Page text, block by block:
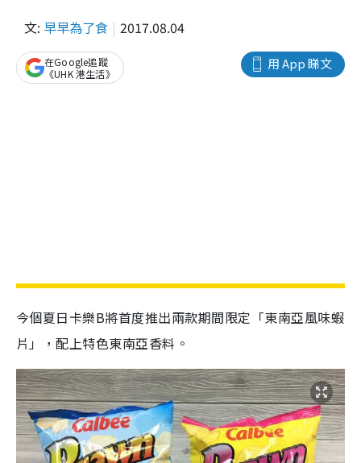
文: 早早為了食 2017.08.04
用 App 睇文
在Google追蹤
《UHK 港生活》
今個夏日卡樂B將首度推出兩款期間限定「東南亞風味蝦
片」，配上特色東南亞香料。